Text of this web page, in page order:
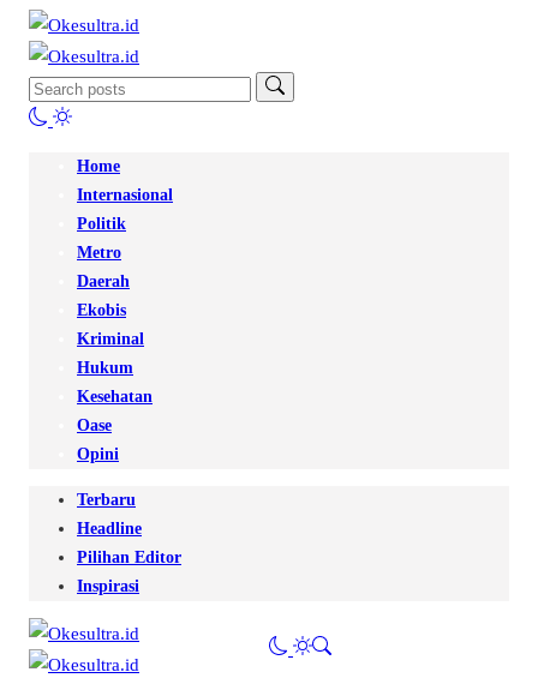
Home
Internasional
Politik
Metro
Daerah
Ekobis
Kriminal
Hukum
Kesehatan
Oase
Opini
Terbaru
Headline
Pilihan Editor
Inspirasi